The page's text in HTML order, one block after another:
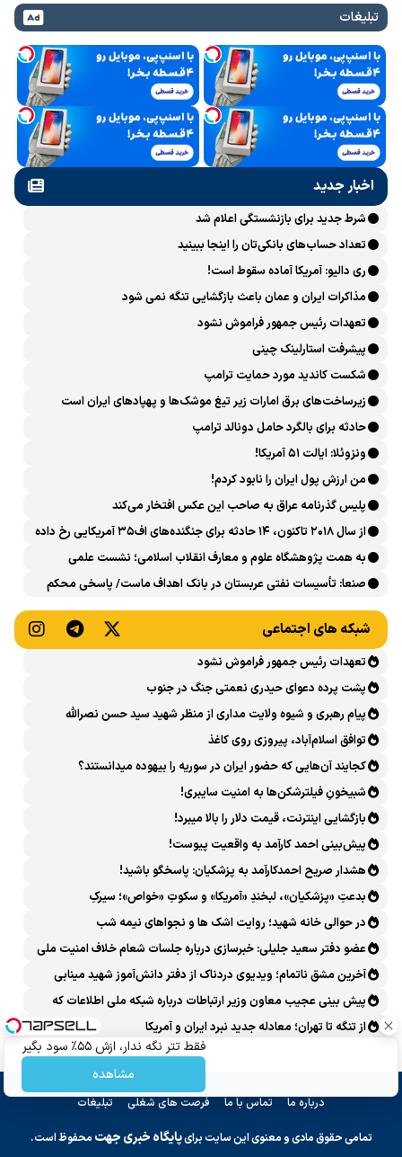
فقط تتر نگه ندار، ازش ۵۵٪ سود بگیر
مشاهده
تبلیغات
اخبار جدید
شرط جدید برای بازنشستگی اعلام شد
تعداد حساب‌های بانکی‌تان را اینجا ببینید
ری دالیو: آمریکا آماده سقوط است!
مذاکرات ایران و عمان باعث بازگشایی تنگه نمی شود
تعهدات رئیس جمهور فراموش نشود
پیشرفت ‏استارلینک چینی
شکست کاندید مورد حمایت ترامپ
زیرساخت‌های برق امارات زیر تیغ موشک‌ها و پهپادهای ایران است
حادثه برای بالگرد حامل دونالد ترامپ
ونزوئلا: ایالت ۵۱ آمریکا!
من ارزش پول ایران را نابود کردم!
پلیس گذرنامه عراق به صاحب این عکس افتخار می‌کند
از سال ۲۰۱۸ تاکنون، ۱۴ حادثه برای جنگنده‌های اف۳۵ آمریکایی رخ داده
است
به همت پژوهشگاه علوم و معارف انقلاب اسلامی؛ نشست علمی
«اربعین حسینی در منظومه فکری رهبر شهید، امام خامنه‌ای» برگزار
صنعا: تأسیسات نفتی عربستان در بانک اهداف ماست/ پاسخی محکم
شبکه های اجتماعی
تعهدات رئیس جمهور فراموش نشود
پشت پرده دعوای حیدری نعمتی جنگ در جنوب
پیام رهبری و شیوه ولایت مداری از منظر شهید سید حسن نصرالله
توافق اسلام‌آباد، پیروزی روی کاغذ
کجایند آن‌هایی که حضور ایران در سوریه را بیهوده میدانستند؟
شبیخونِ فیلترشکن‌ها به امنیت سایبری!
بازگشایی اینترنت، قیمت دلار را بالا میبرد!
پیش‌بینی احمد کارآمد به واقعیت پیوست!
هشدار صریح احمدکارآمد به پزشکیان: پاسخگو باشید!
بدعتِ «پزشکیان»، لبخندِ «آمریکا» و سکوتِ «خواص»؛ سیرکِ
قانون‌گریزی در روز روشن!
در حوالی خانه شهید؛ روایت اشک ها و نجواهای نیمه شب
عضو دفتر سعید جلیلی: خبرسازی درباره جلسات شعام خلاف امنیت ملی
است
آخرین مشق ناتمام؛ ویدیوی دردناک از دفتر دانش‌آموز شهید مینابی
پربازدید شد
پیش بینی عجیب معاون وزیر ارتباطات درباره شبکه ملی اطلاعات که
محقق هم نشد!
از تنگه تا تهران؛ معادله جدید نبرد ایران و آمریکا
درباره ما تماس با ما فرصت های شغلی تبلیغات
تمامی حقوق مادی و معنوی این سایت برایپایگاه خبری جهت محفوظ است.